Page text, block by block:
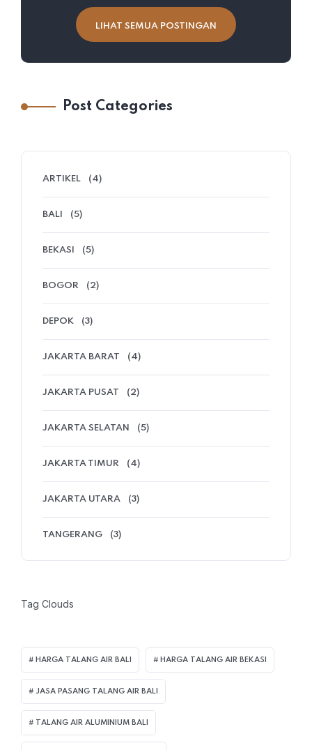
LIHAT SEMUA POSTINGAN
Post Categories
ARTIKEL (4)
BALI (5)
BEKASI (5)
BOGOR (2)
DEPOK (3)
JAKARTA BARAT (4)
JAKARTA PUSAT (2)
JAKARTA SELATAN (5)
JAKARTA TIMUR (4)
JAKARTA UTARA (3)
TANGERANG (3)
Tag Clouds
HARGA TALANG AIR BALI HARGA TALANG AIR BEKASI
JASA PASANG TALANG AIR BALI
TALANG AIR ALUMINIUM BALI